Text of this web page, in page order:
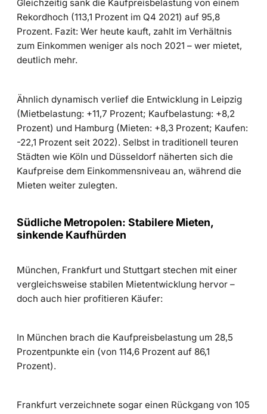
Gleichzeitig sank die Kaufpreisbelastung von einem
Rekordhoch (113,1 Prozent im Q4 2021) auf 95,8
Prozent. Fazit: Wer heute kauft, zahlt im Verhältnis
zum Einkommen weniger als noch 2021 – wer mietet,
deutlich mehr.
Ähnlich dynamisch verlief die Entwicklung in Leipzig
(Mietbelastung: +11,7 Prozent; Kaufbelastung: +8,2
Prozent) und Hamburg (Mieten: +8,3 Prozent; Kaufen:
-22,1 Prozent seit 2022). Selbst in traditionell teuren
Städten wie Köln und Düsseldorf näherten sich die
Kaufpreise dem Einkommensniveau an, während die
Mieten weiter zulegten.
Südliche Metropolen: Stabilere Mieten,
sinkende Kaufhürden
München, Frankfurt und Stuttgart stechen mit einer
vergleichsweise stabilen Mietentwicklung hervor –
doch auch hier profitieren Käufer:
In München brach die Kaufpreisbelastung um 28,5
Prozentpunkte ein (von 114,6 Prozent auf 86,1
Prozent).
Frankfurt verzeichnete sogar einen Rückgang von 105